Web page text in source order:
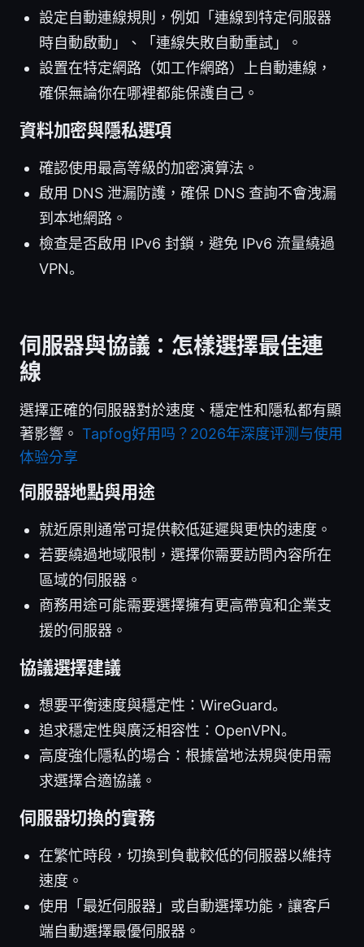
設定自動連線規則，例如「連線到特定伺服器
時自動啟動」、「連線失敗自動重試」。
設置在特定網路（如工作網路）上自動連線，
確保無論你在哪裡都能保護自己。
資料加密與隱私選項
確認使用最高等級的加密演算法。
啟用 DNS 泄漏防護，確保 DNS 查詢不會洩漏
到本地網路。
檢查是否啟用 IPv6 封鎖，避免 IPv6 流量繞過
VPN。
伺服器與協議：怎樣選擇最佳連
線
選擇正確的伺服器對於速度、穩定性和隱私都有顯
著影響。 Tapfog好用吗？2026年深度评测与使用
体验分享
伺服器地點與用途
就近原則通常可提供較低延遲與更快的速度。
若要繞過地域限制，選擇你需要訪問內容所在
區域的伺服器。
商務用途可能需要選擇擁有更高帶寬和企業支
援的伺服器。
協議選擇建議
想要平衡速度與穩定性：WireGuard。
追求穩定性與廣泛相容性：OpenVPN。
高度強化隱私的場合：根據當地法規與使用需
求選擇合適協議。
伺服器切換的實務
在繁忙時段，切換到負載較低的伺服器以維持
速度。
使用「最近伺服器」或自動選擇功能，讓客戶
端自動選擇最優伺服器。